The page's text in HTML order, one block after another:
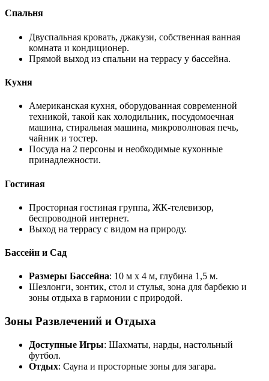
Спальня
Двуспальная кровать, джакузи, собственная ванная
комната и кондиционер.
Прямой выход из спальни на террасу у бассейна.
Кухня
Американская кухня, оборудованная современной
техникой, такой как холодильник, посудомоечная
машина, стиральная машина, микроволновая печь,
чайник и тостер.
Посуда на 2 персоны и необходимые кухонные
принадлежности.
Гостиная
Просторная гостиная группа, ЖК-телевизор,
беспроводной интернет.
Выход на террасу с видом на природу.
Бассейн и Сад
Размеры Бассейна: 10 м x 4 м, глубина 1,5 м.
Шезлонги, зонтик, стол и стулья, зона для барбекю и
зоны отдыха в гармонии с природой.
Зоны Развлечений и Отдыха
Доступные Игры: Шахматы, нарды, настольный
футбол.
Отдых: Сауна и просторные зоны для загара.